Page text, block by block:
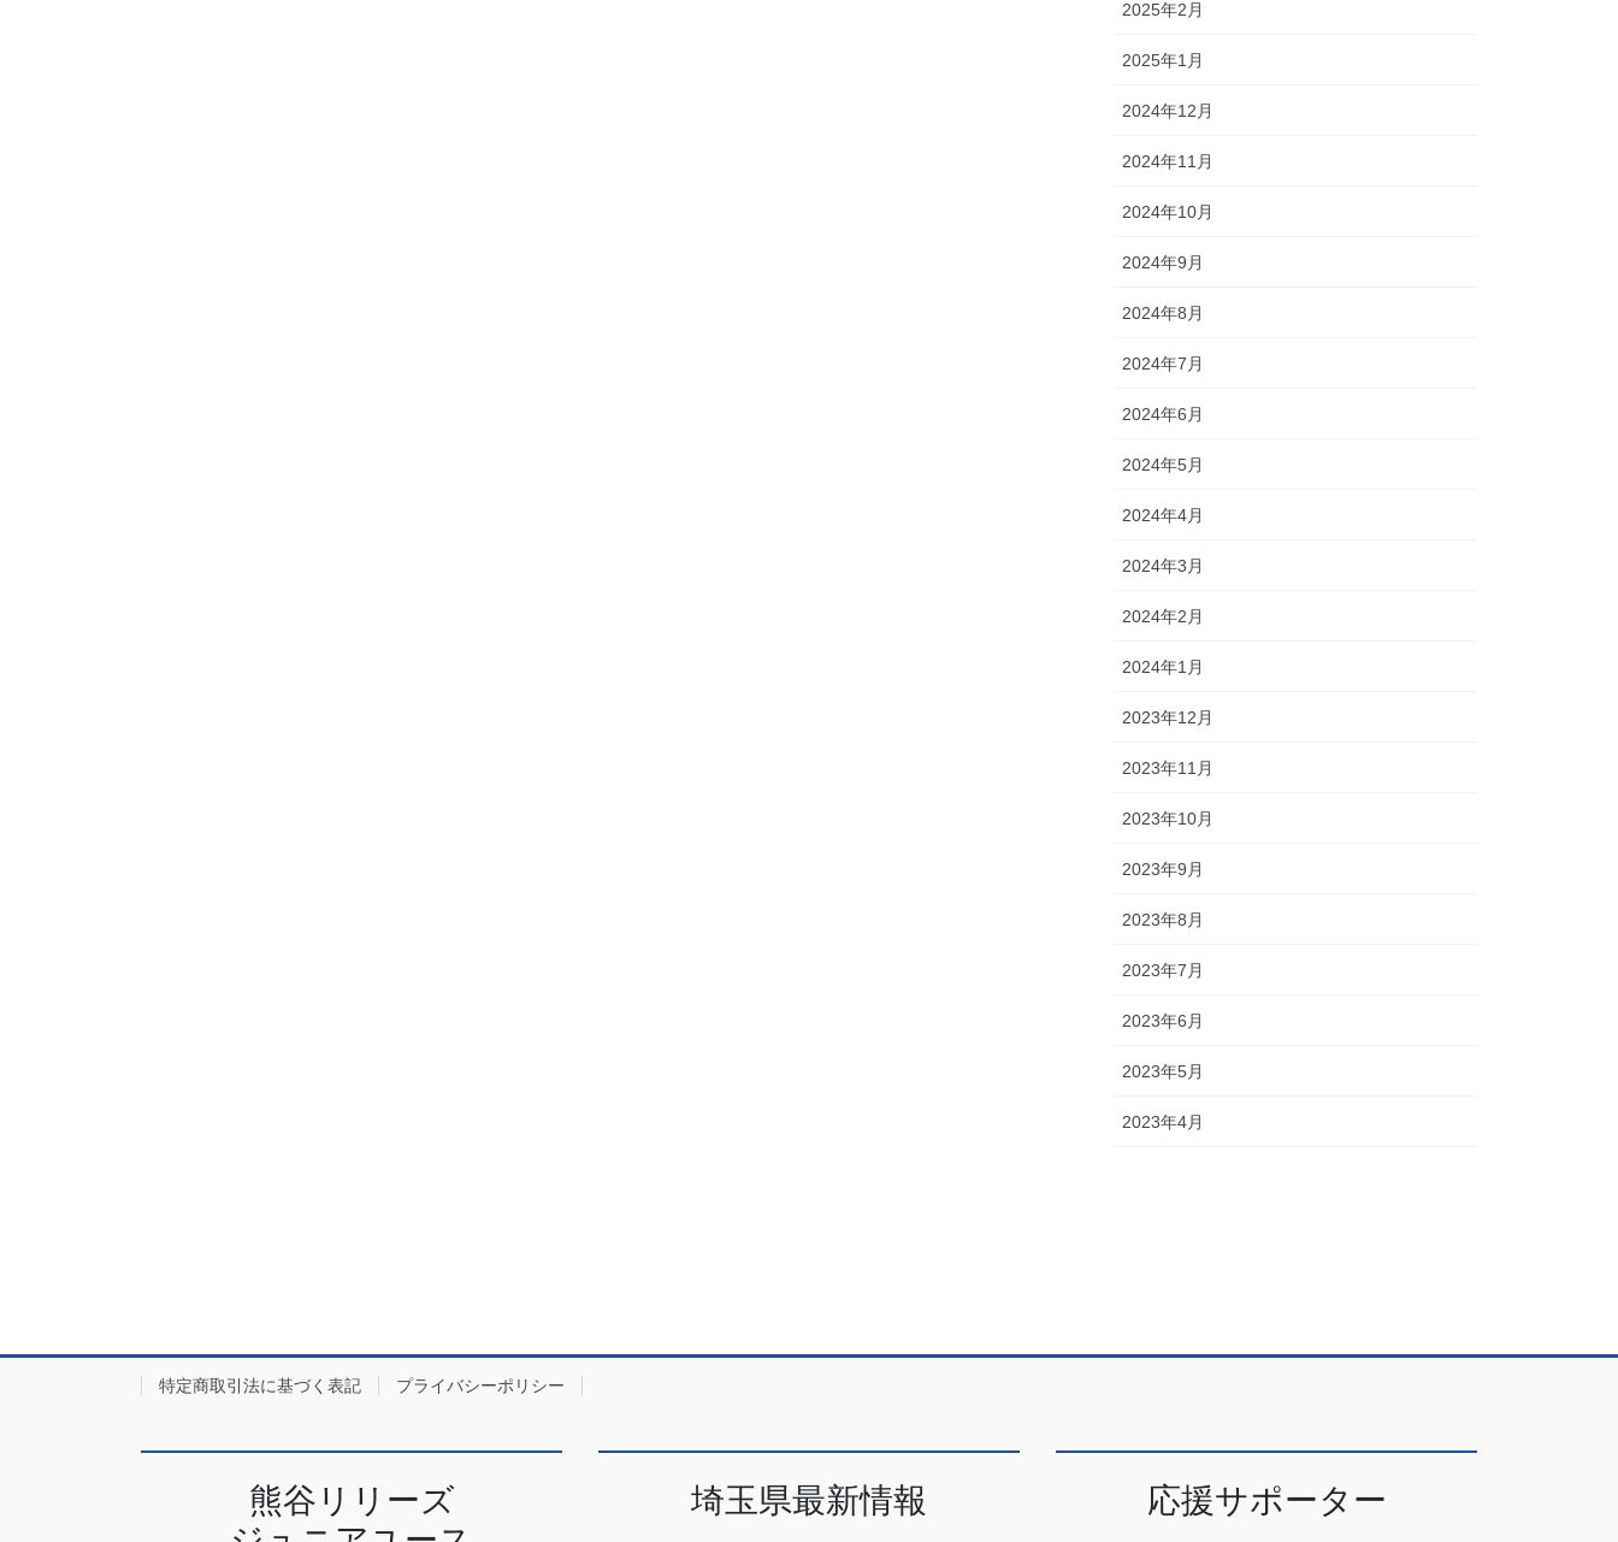
2025年2月
2025年1月
2024年12月
2024年11月
2024年10月
2024年9月
2024年8月
2024年7月
2024年6月
2024年5月
2024年4月
2024年3月
2024年2月
2024年1月
2023年12月
2023年11月
2023年10月
2023年9月
2023年8月
2023年7月
2023年6月
2023年5月
2023年4月
特定商取引法に基づく表記 プライバシーポリシー
熊谷リリーズ
埼玉県最新情報 応援サポーター